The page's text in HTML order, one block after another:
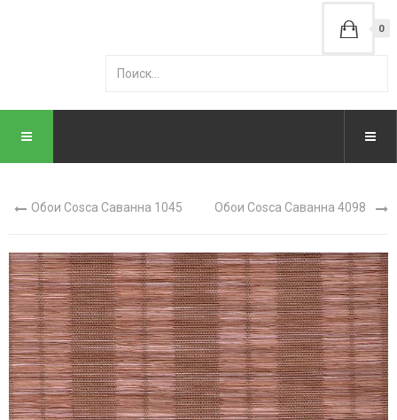
0
Обои Cosca Саванна 1045 Обои Cosca Саванна 4098